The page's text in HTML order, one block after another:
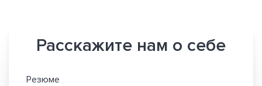
Расскажите нам о себе
Резюме